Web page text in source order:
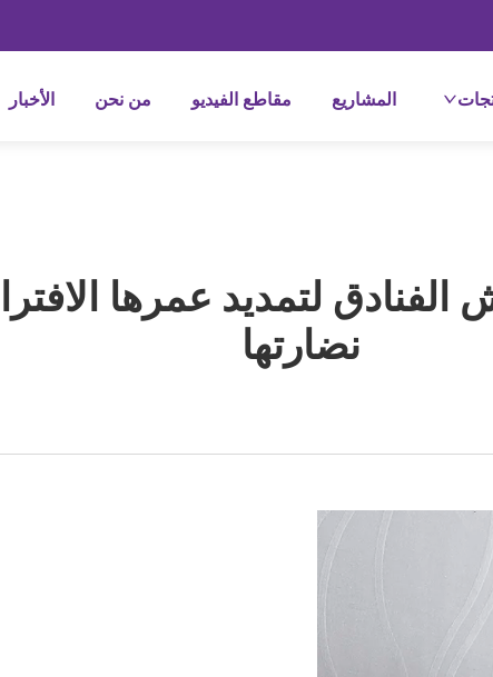
المشاريع مقاطع الفيديو من نحن الأخبار
لتمديد عمرها
نضارتها